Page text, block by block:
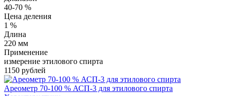
40-70 %
Цена деления
1 %
Длина
220 мм
Применение
измерение этилового спирта
1150 рублей
Ареометр 70-100 % АСП-3 для этилового спирта